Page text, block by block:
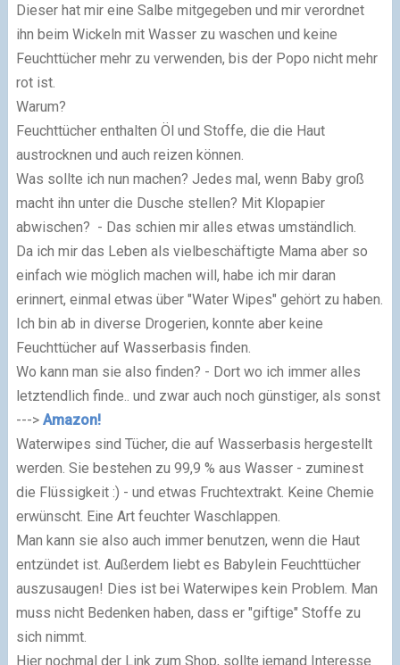
Dieser hat mir eine Salbe mitgegeben und mir verordnet
ihn beim Wickeln mit Wasser zu waschen und keine
Feuchttücher mehr zu verwenden, bis der Popo nicht mehr
rot ist.
Warum?
Feuchttücher enthalten Öl und Stoffe, die die Haut
austrocknen und auch reizen können.
Was sollte ich nun machen? Jedes mal, wenn Baby groß
macht ihn unter die Dusche stellen? Mit Klopapier
abwischen? - Das schien mir alles etwas umständlich.
Da ich mir das Leben als vielbeschäftigte Mama aber so
einfach wie möglich machen will, habe ich mir daran
erinnert, einmal etwas über "Water Wipes" gehört zu haben.
Ich bin ab in diverse Drogerien, konnte aber keine
Feuchttücher auf Wasserbasis finden.
Wo kann man sie also finden? - Dort wo ich immer alles
letztendlich finde.. und zwar auch noch günstiger, als sonst
---> Amazon!
Waterwipes sind Tücher, die auf Wasserbasis hergestellt
werden. Sie bestehen zu 99,9 % aus Wasser - zuminest
die Flüssigkeit :) - und etwas Fruchtextrakt. Keine Chemie
erwünscht. Eine Art feuchter Waschlappen.
Man kann sie also auch immer benutzen, wenn die Haut
entzündet ist. Außerdem liebt es Babylein Feuchttücher
auszusaugen! Dies ist bei Waterwipes kein Problem. Man
muss nicht Bedenken haben, dass er "giftige" Stoffe zu
sich nimmt.
Hier nochmal der Link zum Shop, sollte jemand Interesse